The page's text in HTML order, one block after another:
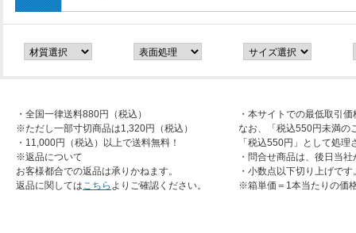
・全国一律送料880円（税込）
※ただし一部寸切商品は1,320円（税込）
・11,000円（税込）以上で送料無料！
※返品について
お客様都合での返品は承りかねます。
返品に関してはこちら よりご確認ください。
・本サイトでの最低取引
なお、「税込550円未満の
「税込550円」として処
・問合せ商品は、後日当
・小数点以下切り上げです
※箱単価＝1本当たりの価